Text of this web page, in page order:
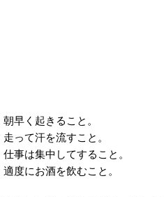
朝早く起きること。
走って汗を流すこと。
仕事は集中してすること。
適度にお酒を飲むこと。